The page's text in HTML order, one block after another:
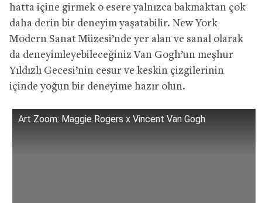
hatta içine girmek o esere yalnızca bakmaktan çok
daha derin bir deneyim yaşatabilir. New York
Modern Sanat Müzesi’nde yer alan ve sanal olarak
da deneyimleyebileceğiniz Van Gogh’un meşhur
Yıldızlı Gecesi’nin cesur ve keskin çizgilerinin
içinde yoğun bir deneyime hazır olun.
Art Zoom: Maggie Rogers x Vincent Van Gogh